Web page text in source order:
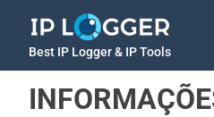
Best IP Logger & IP Tools